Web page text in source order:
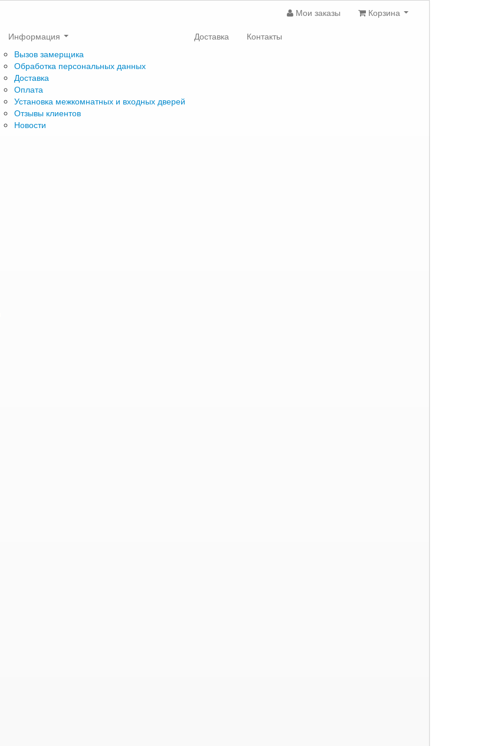
Мои заказы
Корзина
Информация
Вызов замерщика
Обработка персональных данных
Доставка
Оплата
Установка межкомнатных и входных дверей
Отзывы клиентов
Новости
Доставка Контакты